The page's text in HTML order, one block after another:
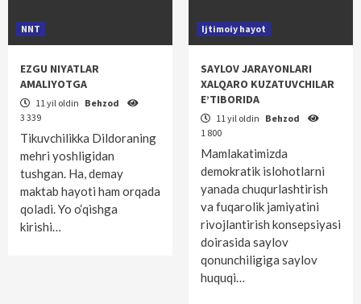
NNT
EZGU NIYATLAR
AMALIYOTGA
11 yil oldin Behzod
3 339
Tikuvchilikka Dildoraning
mehri yoshligidan
tushgan. Ha, demay
maktab hayoti ham orqada
qoladi. Yo o‘qishga
kirishi…
Ijtimoiy hayot
SAYLOV JARAYONLARI
XALQARO KUZATUVCHILAR
E’TIBORIDA
11 yil oldin Behzod
1 800
Mamlakatimizda
demokratik islohotlarni
yanada chuqurlashtirish
va fuqarolik jamiyatini
rivojlantirish konsepsiyasi
doirasida saylov
qonunchiligiga saylov
huquqi…